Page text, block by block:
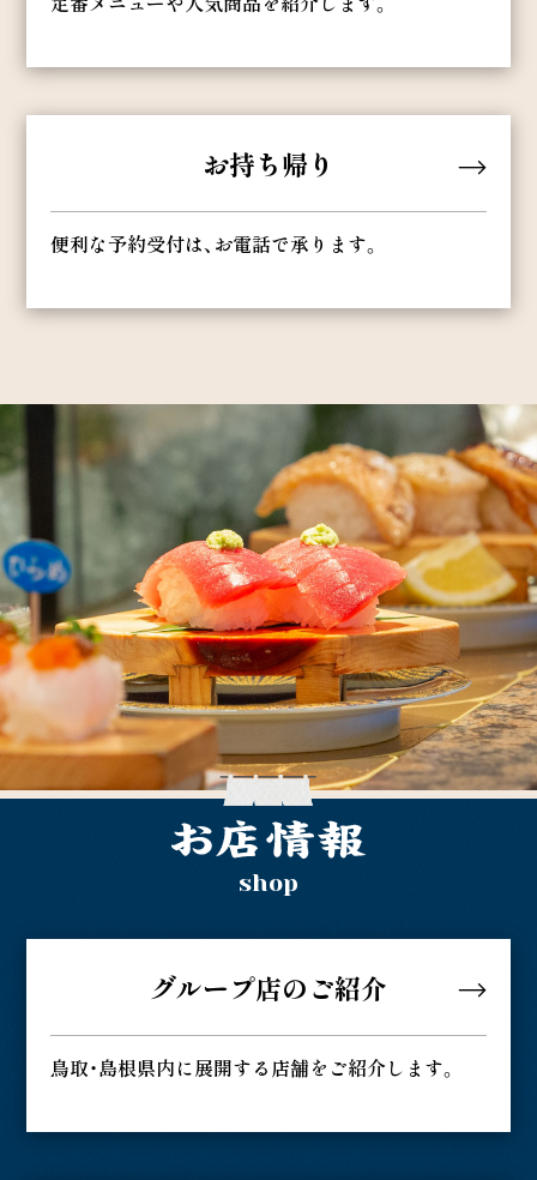
お持ち帰り
便利な予約受付は、お電話で承ります。
shop
グループ店のご紹介
鳥取・島根県内に展開する店舗をご紹介します。